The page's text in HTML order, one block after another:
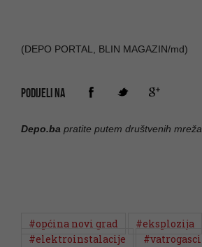
(DEPO PORTAL, BLIN MAGAZIN/md)
PODIJELI NA
Depo.ba pratite putem društvenih mreža
#općina novi grad
#eksplozija
#elektroinstalacije
#vatrogasci